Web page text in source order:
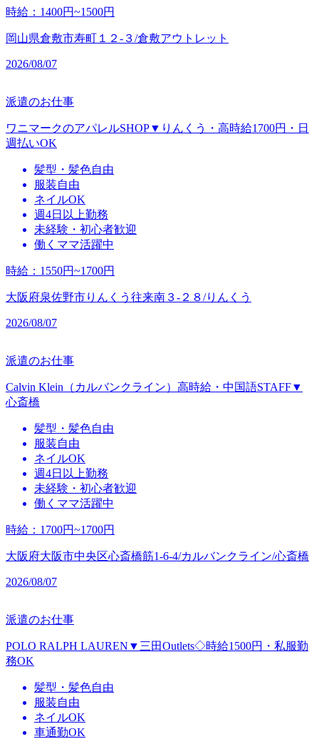
時給 ： 1400円~1500円
岡山県倉敷市寿町１２‐３/倉敷アウトレット
2026/08/07
派遣のお仕事
ワニマークのアパレルSHOP▼りんくう・高時給1700円・日
週払いOK
髪型・髪色自由
服装自由
ネイルOK
週4日以上勤務
未経験・初心者歓迎
働くママ活躍中
時給 ： 1550円~1700円
大阪府泉佐野市りんくう往来南３‐２８/りんくう
2026/08/07
派遣のお仕事
Calvin Klein（カルバンクライン）高時給・中国語STAFF▼
心斎橋
髪型・髪色自由
服装自由
ネイルOK
週4日以上勤務
未経験・初心者歓迎
働くママ活躍中
時給 ： 1700円~1700円
大阪府大阪市中央区心斎橋筋1-6-4/カルバンクライン/心斎橋
2026/08/07
派遣のお仕事
POLO RALPH LAUREN▼三田Outlets◇時給1500円・私服勤
務OK
髪型・髪色自由
服装自由
ネイルOK
車通勤OK